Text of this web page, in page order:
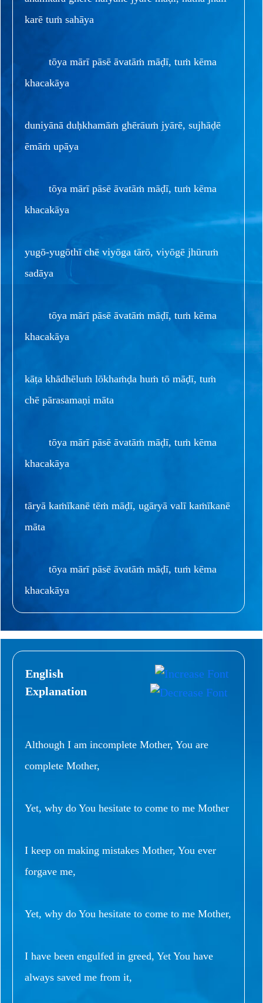
karē tuṁ sahāya
tōya mārī pāsē āvatāṁ māḍī, tuṁ kēma
khacakāya
duniyānā duḥkhamāṁ ghērāuṁ jyārē, sujhāḍē
ēmāṁ upāya
tōya mārī pāsē āvatāṁ māḍī, tuṁ kēma
khacakāya
yugō-yugōthī chē viyōga tārō, viyōgē jhūruṁ
sadāya
tōya mārī pāsē āvatāṁ māḍī, tuṁ kēma
khacakāya
kāṭa khādhēluṁ lōkhaṁḍa huṁ tō māḍī, tuṁ
chē pārasamaṇi māta
tōya mārī pāsē āvatāṁ māḍī, tuṁ kēma
khacakāya
tāryā kaṁīkanē tēṁ māḍī, ugāryā valī kaṁīkanē
māta
tōya mārī pāsē āvatāṁ māḍī, tuṁ kēma
khacakāya
English
Explanation
Although I am incomplete Mother, You are
complete Mother,
Yet, why do You hesitate to come to me Mother
I keep on making mistakes Mother, You ever
forgave me,
Yet, why do You hesitate to come to me Mother,
I have been engulfed in greed, Yet You have
always saved me from it,